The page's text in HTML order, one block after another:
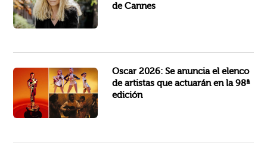
de Cannes
Oscar 2026: Se anuncia el elenco
de artistas que actuarán en la 98ª
edición
El productor ejecutivo y showrunner Raj Kapoor y la productora ejecutiva Katy Mullan anunciaron el elenco de artistas...